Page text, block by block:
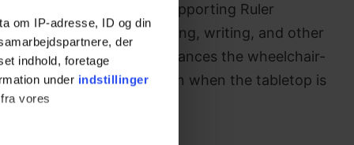
om IP-adresse, ID og din
der
indhold, foretage
under indstillinger
vores
the table edge, the Supporting Ruler
documents, making reading, writing, and other
and efficient. It enhances the wheelchair-
items stay put even when the tabletop is